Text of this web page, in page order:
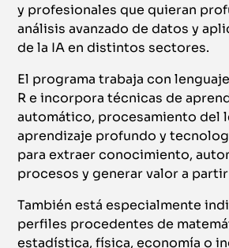
y profesionales que quieran
análisis avanzado de datos y
de la IA en distintos sectores.
El programa trabaja con
R e incorpora técnicas de
automático, procesamiento del
aprendizaje profundo y
para extraer conocimiento,
procesos y generar valor a
También está especialmente
perfiles procedentes de
estadística, física, economía o